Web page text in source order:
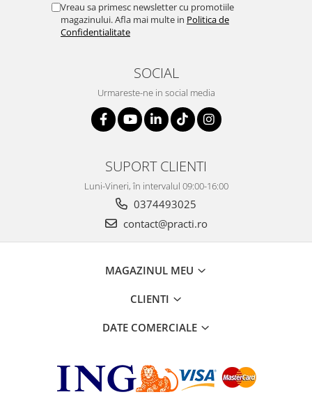
Vreau sa primesc newsletter cu promotiile
magazinului. Afla mai multe in Politica de
Confidentialitate
SOCIAL
Urmareste-ne in social media
SUPORT CLIENTI
Luni-Vineri, în intervalul 09:00-16:00
0374493025
contact@practi.ro
MAGAZINUL MEU
CLIENTI
DATE COMERCIALE